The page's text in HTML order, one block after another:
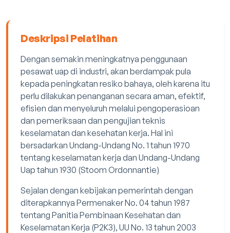
Deskripsi Pelatihan
Dengan semakin meningkatnya penggunaan
pesawat uap di industri, akan berdampak pula
kepada peningkatan resiko bahaya, oleh karena itu
perlu dilakukan penanganan secara aman, efektif,
efisien dan menyeluruh melalui pengoperasioan
dan pemeriksaan dan pengujian teknis
keselamatan dan kesehatan kerja. Hal ini
bersadarkan Undang-Undang No. 1 tahun 1970
tentang keselamatan kerja dan Undang-Undang
Uap tahun 1930 (Stoom Ordonnantie)
Sejalan dengan kebijakan pemerintah dengan
diterapkannya Permenaker No. 04 tahun 1987
tentang Panitia Pembinaan Kesehatan dan
Keselamatan Kerja (P2K3), UU No. 13 tahun 2003